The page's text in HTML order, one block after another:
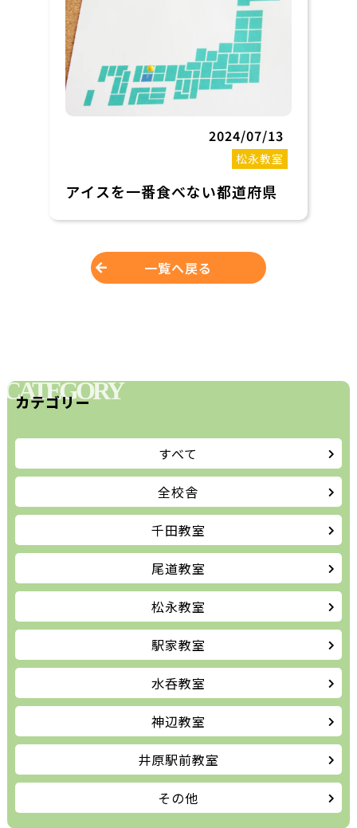
2024/07/13
松永教室
アイスを一番食べない都道府県
一覧へ戻る
CATEGORY
カテゴリー
すべて
全校舎
千田教室
尾道教室
松永教室
駅家教室
水呑教室
神辺教室
井原駅前教室
その他